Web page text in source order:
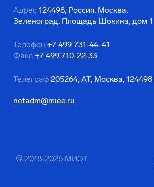
Адрес 124498, Россия, Москва,
Зеленоград, Площадь Шокина, дом 1
Телефон +7 499 731-44-41
Факс +7 499 710-22-33
Телеграф 205264, АТ, Москва, 124498
netadm@miee.ru
© 2018-2026 МИЭТ